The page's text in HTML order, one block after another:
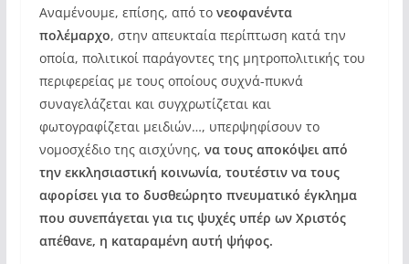
Αναμένουμε, επίσης, από το νεοφανέντα
πολέμαρχο, στην απευκταία περίπτωση κατά την
οποία, πολιτικοί παράγοντες της μητροπολιτικής του
περιφερείας με τους οποίους συχνά-πυκνά
συναγελάζεται και συγχρωτίζεται και
φωτογραφίζεται μειδιών…, υπερψηφίσουν το
νομοσχέδιο της αισχύνης, να τους αποκόψει από
την εκκλησιαστική κοινωνία, τουτέστιν να τους
αφορίσει για το δυσθεώρητο πνευματικό έγκλημα
που συνεπάγεται για τις ψυχές υπέρ ων Χριστός
απέθανε, η καταραμένη αυτή ψήφος.